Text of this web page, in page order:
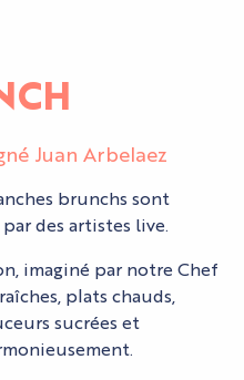
Juan Arbelaez
brunchs sont
des artistes live.
imaginé par notre Chef
plats chauds,
sucrées et